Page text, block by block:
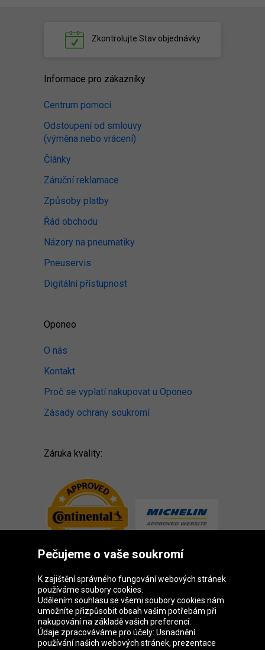
Zkontrolujte Stav objednávky
Informace pro zákazníky
Centrum pomoci
Odstoupení od smlouvy
(výměna nebo vrácení)
Články
Záruční reklamace
Způsoby platby
Řád obchodu
Názory na pneumatiky
Pneuservis
Digitální přístupnost
Oponeo
O nás
Kontakt
Proč se vyplatí nakupovat u Oponeo
Zásady ochrany soukromí
Záruka kvality:
Skupina Oponeo
Pečujeme o vaše soukromí
K zajištění správného fungování webových stránek
používáme soubory cookies.
Udělením souhlasu se všemi soubory cookies nám
umožníte přizpůsobit obsah vašim potřebám při
nakupování na základě vašich preferencí.
Údaje zpracováváme pro účely: Usnadnění
používání našich webových stránek, prezentace